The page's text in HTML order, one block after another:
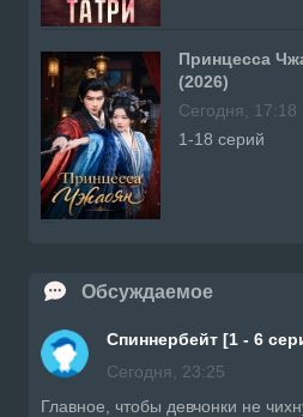
Принцесса
(2026)
Сегодня, 17:18
1-18 серий
Обсуждаемое
Спиннербейт [1 - 6
Сегодня, 23:25
Главное, чтобы девчонки не